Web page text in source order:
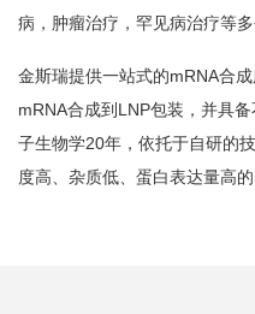
病，肿瘤治疗，罕见病治疗等多
金斯瑞提供一站式的mRNA合
mRNA合成到LNP包装，并具
子生物学20年，依托于自研的
度高、杂质低、蛋白表达量高的